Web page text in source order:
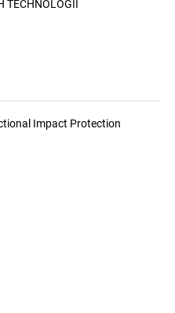
TECHNOLOGIÍ
Impact Protection